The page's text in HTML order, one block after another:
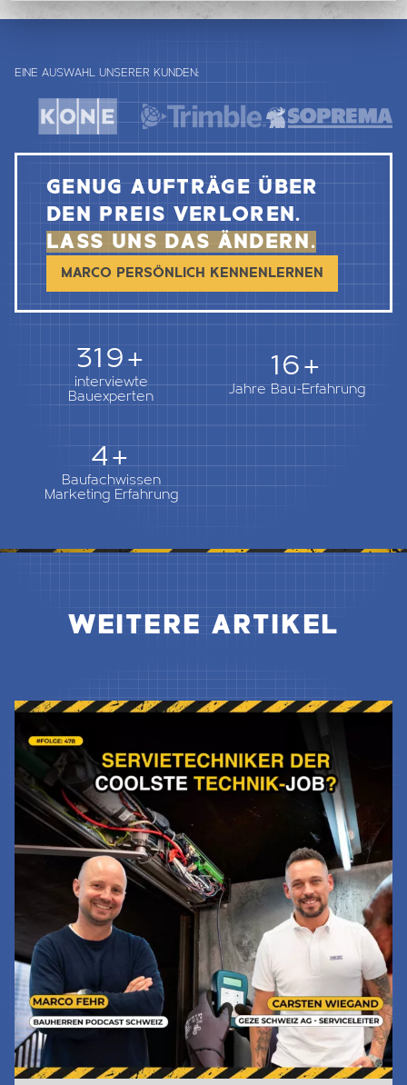
EINE AUSWAHL UNSERER KUNDEN:
GENUG AUFTRÄGE ÜBER
DEN PREIS VERLOREN.
LASS UNS DAS ÄNDERN.
MARCO PERSÖNLICH KENNENLERNEN
362+
interviewte
Bauexperten
18+
Jahre Bau-Erfahrung
5+
Baufachwissen
Marketing Erfahrung
WEITERE ARTIKEL
Jetzt Lesen & Hören